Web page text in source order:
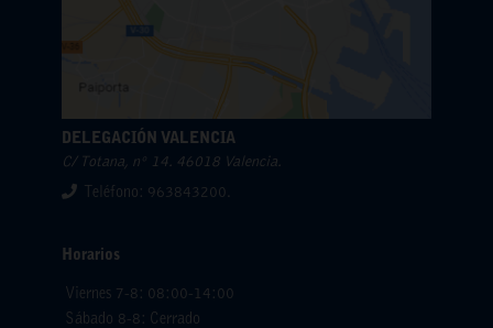
DELEGACIÓN VALENCIA
C/ Totana, nº 14. 46018 Valencia.
Teléfono: 963843200.
Horarios
Viernes 7-8: 08:00-14:00
Sábado 8-8: Cerrado